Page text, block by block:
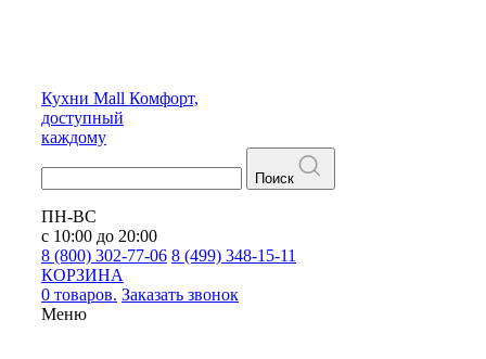
Кухни Mall Комфорт,
доступный
каждому
Поиск
ПН-ВС
с 10:00 до 20:00
8 (800) 302-77-06 8 (499) 348-15-11
КОРЗИНА
0 товаров. Заказать звонок
Меню